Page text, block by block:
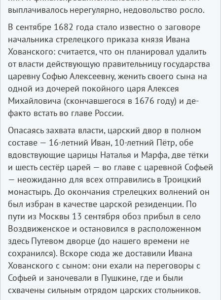
выплачивалось нерегулярно, недовольство росло.
В сентябре 1682 года стало известно о заговоре
начальника стрелецкого приказа князя Ивана
Хованского: считается, что он планировал удалить
от власти действующую правительницу государства
царевну Софью Алексеевну, женить своего сына на
одной из дочерей покойного царя Алексея
Михайловича (скончавшегося в 1676 году) и де-
факто встать во главе России.
Опасаясь захвата власти, царский двор в полном
составе — 16-летний Иван, 10-летний Пётр, обе
вдовствующие царицы Наталья и Марфа, две тётки
и шесть сестёр царей — во главе с царевной Софьей
— неожиданно для всех отправились в Троицкий
монастырь. До окончания стрелецких волнений он
был избран в качестве царской резиденции. По
пути из Москвы 13 сентября обоз прибыл в село
Воздвиженское и остановился в расположенном
здесь Путевом дворце (до нашего времени не
сохранился). Вскоре сюда же доставили Ивана
Хованского с сыном: они ехали на переговоры с
Софьей и заночевали в Пушкине, где и были
схвачены сильным отрядом царских стольников.